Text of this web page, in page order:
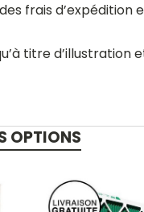
frais
titre
OPTIONS